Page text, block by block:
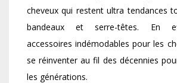
cheveux qui restent ultra tendances
bandeaux et serre-têtes. En
accessoires indémodables pour les
se réinventer au fil des décennies
les générations.